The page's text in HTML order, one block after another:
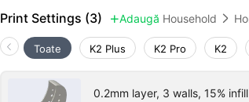
Print Settings (3) Adaugă Household 
Toate K2 Plus K2 Pro K2
0.2mm layer, 3 walls, 15% infill